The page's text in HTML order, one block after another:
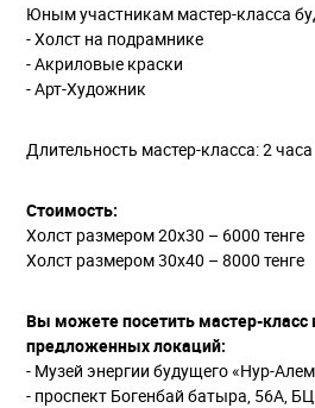
Юным участникам мастер-класса
- Холст на подрамнике
- Акриловые краски
- Арт-Художник
Длительность мастер-класса: 2 часа
Стоимость:
Холст размером 20x30 – 6000 тенге
Холст размером 30x40 – 8000 тенге
Вы можете посетить мастер-класс
предложенных локаций:
- Музей энергии будущего «Нур-
- проспект Богенбай батыра, 56А,